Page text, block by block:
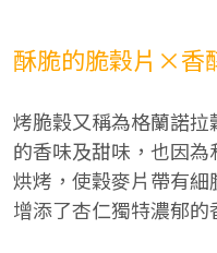
酥脆的脆穀片×香
烤脆穀又稱為格蘭諾
的香味及甜味，也因
烘烤，使穀麥片帶有細
增添了杏仁獨特濃郁的